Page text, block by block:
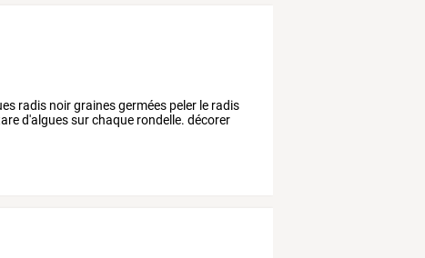
radis noir graines germées peler le radis
d'algues sur chaque rondelle. décorer